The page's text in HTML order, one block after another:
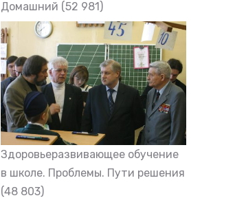
Домашний (52 981)
Здоровьеразвивающее обучение
в школе. Проблемы. Пути решения
(48 803)